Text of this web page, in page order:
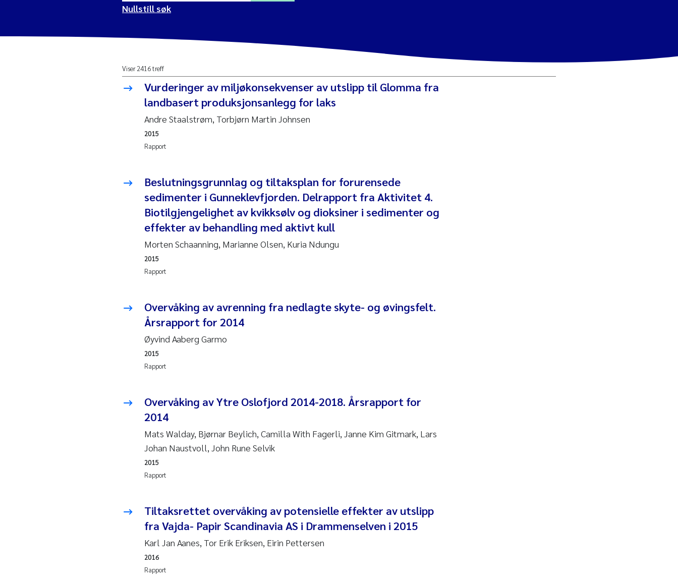
2025
2024
2023
2022
2021
2020
2019
2018
2016
2015
2014
2012
2011
2010
2008
2007
2006
Nullstill
Yan Lin
Kristina Øie Kvile
Areti Balkoni
Charles Patrick Lavin
Eirin Aasland
Andy Stock
Ellen Johannesen
Øyvind Kaste
Christian Vogelsang
Sandra Stadniczenko Gran
Anette Engesmo
Nullstill
Nullstill søk
Viser 2416 treff
Vurderinger av miljøkonsekvenser av utslipp til Glomma fra
landbasert produksjonsanlegg for laks
Andre Staalstrøm, Torbjørn Martin Johnsen
Rapport
2015
Beslutningsgrunnlag og tiltaksplan for forurensede
sedimenter i Gunneklevfjorden. Delrapport fra Aktivitet 4.
Biotilgjengelighet av kvikksølv og dioksiner i sedimenter og
effekter av behandling med aktivt kull
Morten Schaanning, Marianne Olsen, Kuria Ndungu
Rapport
2015
Overvåking av avrenning fra nedlagte skyte- og øvingsfelt.
Årsrapport for 2014
Øyvind Aaberg Garmo
Rapport
2015
Overvåking av Ytre Oslofjord 2014-2018. Årsrapport for
2014
Mats Walday, Bjørnar Beylich, Camilla With Fagerli, Janne Kim Gitmark, Lars
Johan Naustvoll, John Rune Selvik
Rapport
2015
Tiltaksrettet overvåking av potensielle effekter av utslipp
fra Vajda- Papir Scandinavia AS i Drammenselven i 2015
Karl Jan Aanes, Tor Erik Eriksen, Eirin Pettersen
Rapport
2016